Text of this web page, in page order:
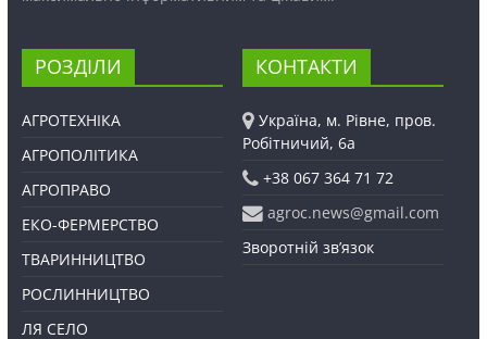
РОЗДІЛИ
АГРОТЕХНІКА
АГРОПОЛІТИКА
АГРОПРАВО
ЕКО-ФЕРМЕРСТВО
ТВАРИННИЦТВО
РОСЛИННИЦТВО
ЛЯ СЕЛО
КОНТАКТИ
Україна, м. Рівне, пров.
Робітничий, 6а
+38 067 364 71 72
agroc.news@gmail.com
Зворотній зв’язок